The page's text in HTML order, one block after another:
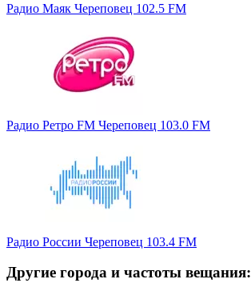
Радио Маяк Череповец 102.5 FM
Радио Ретро FM Череповец 103.0 FM
Радио России Череповец 103.4 FM
Другие города и частоты вещания: